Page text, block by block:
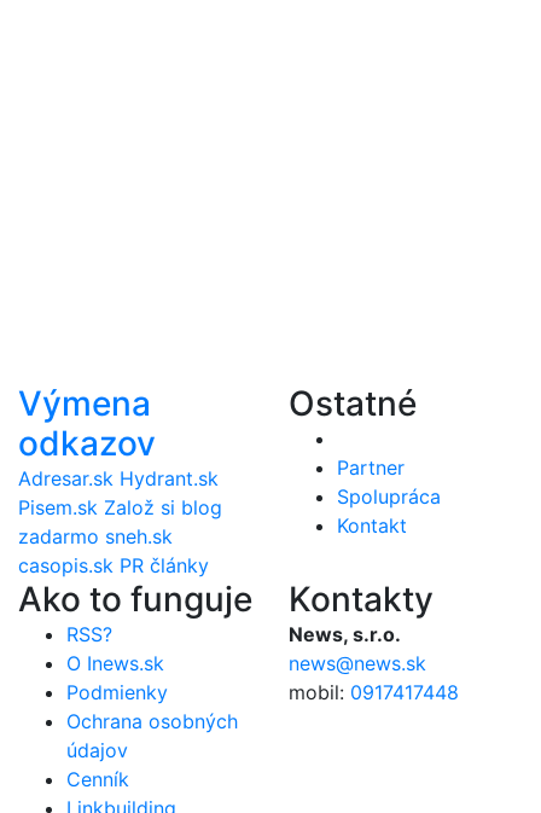
Výmena
odkazov
Adresar.sk Hydrant.sk
Pisem.sk Založ si blog
zadarmo sneh.sk
casopis.sk PR články
Ostatné
Partner
Spolupráca
Kontakt
Ako to funguje
RSS?
O Inews.sk
Podmienky
Ochrana osobných
údajov
Cenník
Kontakty
News, s.r.o.
news@news.sk
mobil: 0917417448